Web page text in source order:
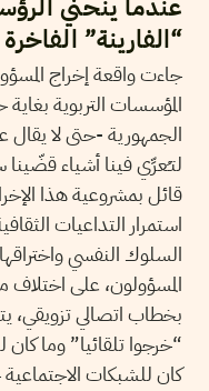
عندما ينحني
“الفارينة”
جاءت واقعة إخراج
المؤسسات التربوية
الجمهورية -حتى لا
لتـُعرِّي فينا أشياء
قائل بمشروعية هذا
استمرار التداعيات
السلوك النفسي
المسؤولون، على اختلاف
بخطاب اتصالي تزويقي،
“خرجوا تلقائيا” وما
كان للشبكات